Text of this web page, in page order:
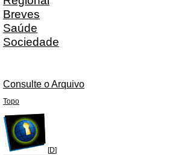
Breves
Saúde
Sociedade
Consulte o Arquivo
Topo
[D]